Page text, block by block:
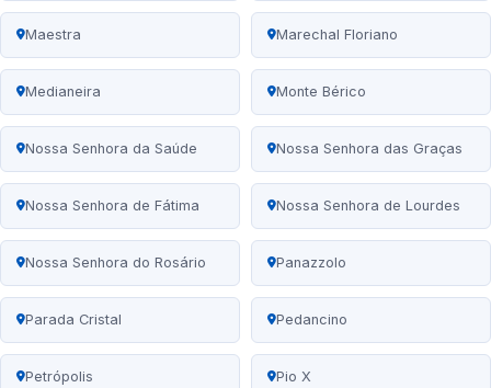
Maestra Marechal Floriano
Medianeira Monte Bérico
Nossa Senhora da Saúde Nossa Senhora das Graças
Nossa Senhora de Fátima Nossa Senhora de Lourdes
Nossa Senhora do Rosário Panazzolo
Parada Cristal Pedancino
Petrópolis Pio X